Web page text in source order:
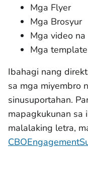
Mga Flyer
Mga Brosyur
Mga video
Mga
Ibahagi nang
sa mga miyembro
sinusuportahan.
mapagkukunan sa
malalaking letra,